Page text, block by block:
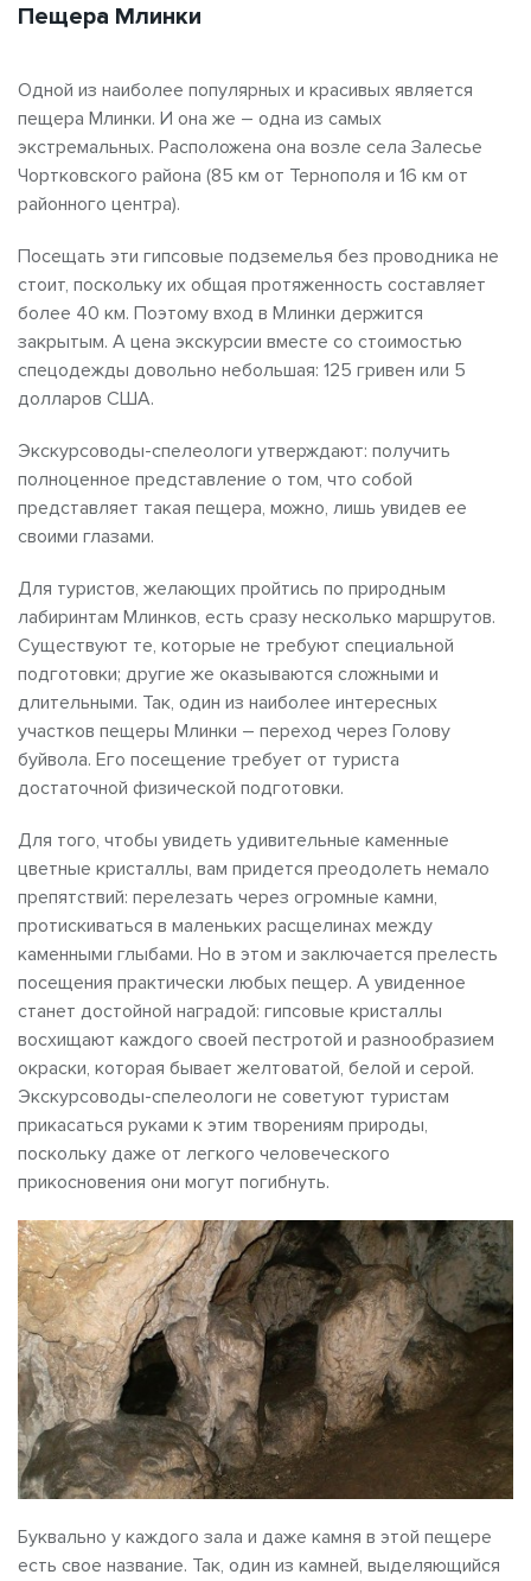
Пещера Млинки
Одной из наиболее популярных и красивых является
пещера Млинки. И она же – одна из самых
экстремальных. Расположена она возле села Залесье
Чортковского района (85 км от Тернополя и 16 км от
районного центра).
Посещать эти гипсовые подземелья без проводника не
стоит, поскольку их общая протяженность составляет
более 40 км. Поэтому вход в Млинки держится
закрытым. А цена экскурсии вместе со стоимостью
спецодежды довольно небольшая: 125 гривен или 5
долларов США.
Экскурсоводы-спелеологи утверждают: получить
полноценное представление о том, что собой
представляет такая пещера, можно, лишь увидев ее
своими глазами.
Для туристов, желающих пройтись по природным
лабиринтам Млинков, есть сразу несколько маршрутов.
Существуют те, которые не требуют специальной
подготовки; другие же оказываются сложными и
длительными. Так, один из наиболее интересных
участков пещеры Млинки – переход через Голову
буйвола. Его посещение требует от туриста
достаточной физической подготовки.
Для того, чтобы увидеть удивительные каменные
цветные кристаллы, вам придется преодолеть немало
препятствий: перелезать через огромные камни,
протискиваться в маленьких расщелинах между
каменными глыбами. Но в этом и заключается прелесть
посещения практически любых пещер. А увиденное
станет достойной наградой: гипсовые кристаллы
восхищают каждого своей пестротой и разнообразием
окраски, которая бывает желтоватой, белой и серой.
Экскурсоводы-спелеологи не советуют туристам
прикасаться руками к этим творениям природы,
поскольку даже от легкого человеческого
прикосновения они могут погибнуть.
Буквально у каждого зала и даже камня в этой пещере
есть свое название. Так, один из камней, выделяющийся